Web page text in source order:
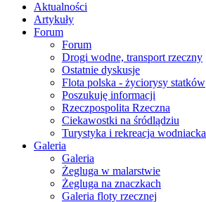
Aktualności
Artykuły
Forum
Forum
Drogi wodne, transport rzeczny
Ostatnie dyskusje
Flota polska - życiorysy statków
Poszukuję informacji
Rzeczpospolita Rzeczna
Ciekawostki na śródlądziu
Turystyka i rekreacja wodniacka
Galeria
Galeria
Żegluga w malarstwie
Żegluga na znaczkach
Galeria floty rzecznej